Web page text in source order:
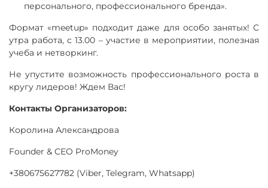
персонального, профессионального бренда».
Формат «meetup» подходит даже для особо занятых! С
утра работа, с 13.00 – участие в мероприятии, полезная
учеба и нетворкинг.
Не упустите возможность профессионального роста в
кругу лидеров! Ждем Вас!
Контакты Организаторов:
Королина Александрова
Founder & CEO ProMoney
+380675627782 (Viber, Telegram, Whatsapp)